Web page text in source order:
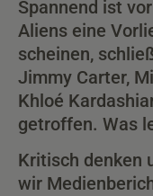
Spannend ist
Aliens eine
scheinen,
Jimmy Carter,
Khloé
getroffen. Was
Kritisch denken
wir